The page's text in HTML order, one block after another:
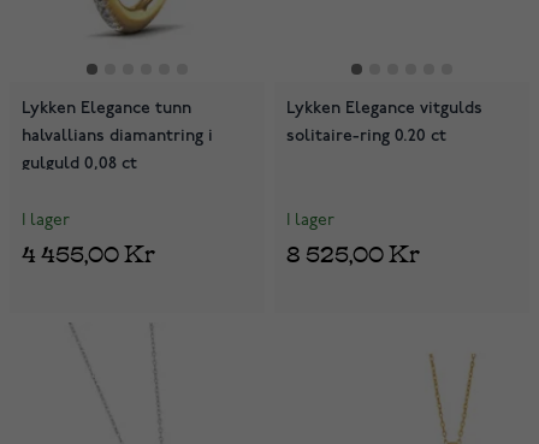
Lykken Elegance tunn
halvallians diamantring i
gulguld 0,08 ct
I lager
4 455,00 Kr
Lykken Elegance vitgulds
solitaire-ring 0.20 ct
I lager
8 525,00 Kr